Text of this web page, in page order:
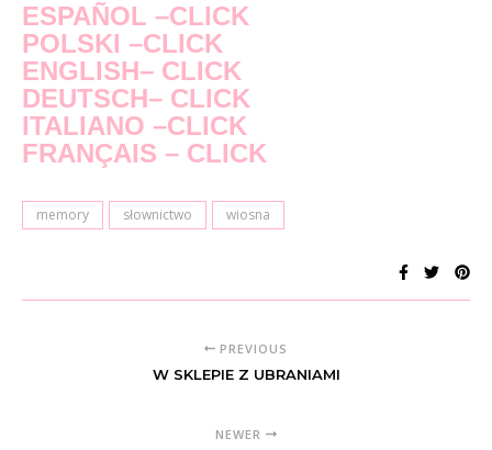
ESPAÑOL –CLICK
POLSKI –CLICK
ENGLISH– CLICK
DEUTSCH– CLICK
ITALIANO –CLICK
FRANÇAIS – CLICK
memory słownictwo wiosna
PREVIOUS
W SKLEPIE Z UBRANIAMI
NEWER